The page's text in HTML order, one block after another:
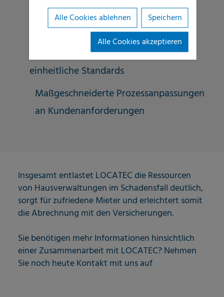
Einzigartige Synergieeffekte durch
national flächendeckende Reichweite
(Deutschland und Österreich) sowie
einheitliche Standards
Maßgeschneiderte Prozessanpassungen
an Kundenanforderungen
Insgesamt entlastet LOCATEC die Ressourcen
von Hausverwaltungen im Schadensfall deutlich,
sorgt für zufriedene Mieter und erleichtert somit
die Abrechnung mit den Versicherungen.
Sie benötigen mehr Informationen hinsichtlich
einer Zusammenarbeit mit LOCATEC? Nehmen
Sie noch heute Kontakt mit uns auf
Alle Cookies ablehnen
Speichern
Alle Cookies akzeptieren